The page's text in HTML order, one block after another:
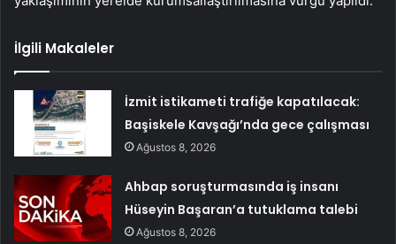
İlgili Makaleler
İzmit istikameti trafiğe kapatılacak:
Başiskele Kavşağı’nda gece çalışması
Ağustos 8, 2026
Ahbap soruşturmasında iş insanı
Hüseyin Başaran’a tutuklama talebi
Ağustos 8, 2026